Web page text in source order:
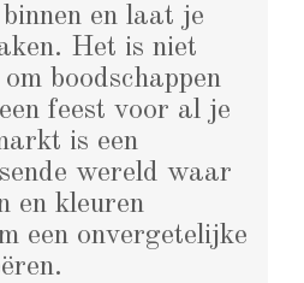
en laat je
Het is niet
boodschappen
feest voor al je
is een
wereld waar
en kleuren
een onvergetelijke